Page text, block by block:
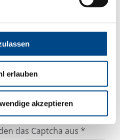
erlauben
akzeptieren
das Captcha aus *